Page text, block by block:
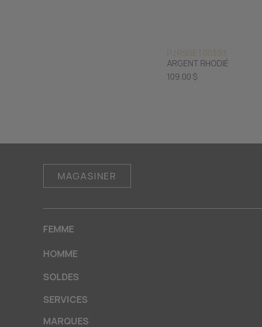
PJ R9SET00393
ARGENT RHODIÉ
109.00 $
MAGASINER
FEMME
HOMME
SOLDES
SERVICES
MARQUES